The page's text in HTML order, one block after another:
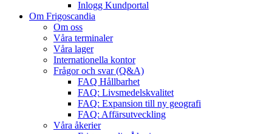
Inlogg Kundportal
Om Frigoscandia
Om oss
Våra terminaler
Våra lager
Internationella kontor
Frågor och svar (Q&A)
FAQ Hållbarhet
FAQ: Livsmedelskvalitet
FAQ: Expansion till ny geografi
FAQ: Affärsutveckling
Våra åkerier